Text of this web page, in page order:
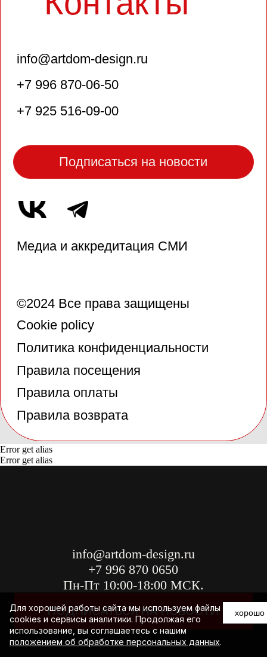
Для хорошей работы сайта мы используем файлы
cookies и сервисы аналитики. Продолжая его
использование, вы соглашаетесь с нашим
положением об обработке персональных данных.
хорошо
Error get alias
Error get alias